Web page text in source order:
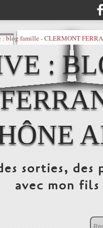
:
sorties,
avec mon